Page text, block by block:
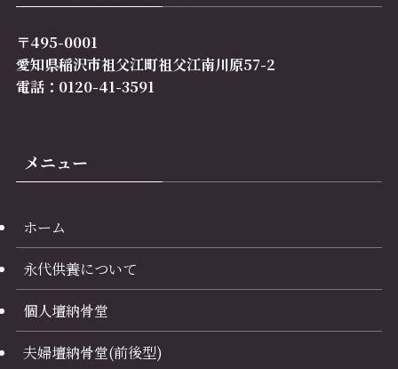
〒495-0001
愛知県稲沢市祖父江町祖父江南川原57-2
電話：0120-41-3591
メニュー
ホーム
永代供養について
個人壇納骨堂
夫婦壇納骨堂(前後型)